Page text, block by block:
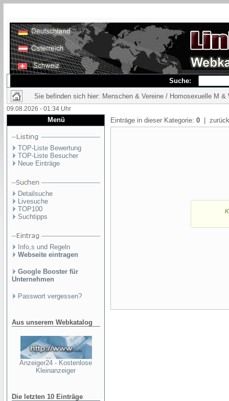
Suche:
Sie befinden sich hier: Menschen & Vereine / Homosexuelle M &
09.08.2026 - 01:34 Uhr
Menü
TOP-Liste Bewertung
TOP-Liste Besucher
Neue Einträge
Detailsuche
Livesuche
TOP100
Suchtipps
Info,s und Regeln
Webseite eintragen
Google Booster für
Unternehmen
Passwort vergessen?
Aus unserem Webkatalog
Anzeiger24 - Kostenlose
Kleinanzeiger
Die letzten 10 Einträge
Einträge in dieser Kategorie: 0 |